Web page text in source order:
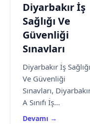
Diyarbakır İş
Sağlığı Ve
Güvenliği
Sınavları
Diyarbakır İş Sağlığı
Ve Güvenliği
Sınavları,
A Sınıfı İş...
Devamı →